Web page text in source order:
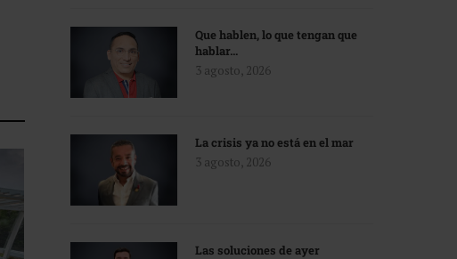
Que hablen, lo que tengan que
hablar…
3 agosto, 2026
La crisis ya no está en el mar
3 agosto, 2026
Las soluciones de ayer